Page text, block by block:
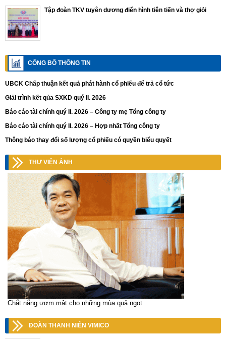
Tập đoàn TKV tuyên dương điển hình tiên tiến và thợ giỏi
CÔNG BỐ THÔNG TIN
UBCK Chấp thuận kết quả phát hành cổ phiếu để trả cổ tức
Giải trình kết qủa SXKD quý II. 2026
Báo cáo tài chính quý II. 2026 – Công ty mẹ Tổng công ty
Báo cáo tài chính quý II. 2026 – Hợp nhất Tổng công ty
Thông báo thay đổi số lượng cổ phiếu có quyền biểu quyết
THƯ VIỆN ẢNH
Chắt nắng ươm mật cho những mùa quả ngọt
ĐOÀN THANH NIÊN VIMICO